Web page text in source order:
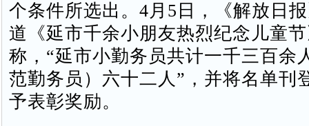
个条件所选出。4月5日，《解放日
道《延市千余小朋友热烈纪念儿童
称，“延市小勤务员共计一千三百余
范勤务员）六十二人”，并将名单刊
予表彰奖励。